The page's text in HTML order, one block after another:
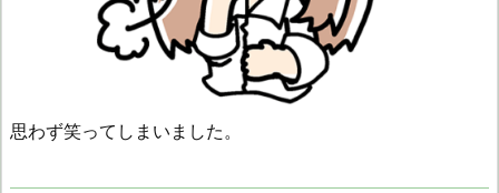
思わず笑ってしまいました。